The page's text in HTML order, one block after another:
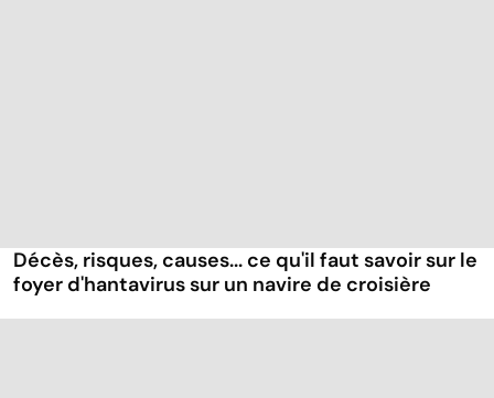
Décès, risques, causes... ce qu'il faut savoir sur le
foyer d'hantavirus sur un navire de croisière